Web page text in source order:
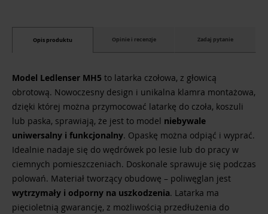
Opis produktu Opinie i recenzje Zadaj pytanie
Model Ledlenser MH5 to latarka czołowa, z głowicą
obrotową. Nowoczesny design i unikalna klamra montażowa,
dzięki której można przymocować latarkę do czoła, koszuli
lub paska, sprawiają, że jest to model niebywale
uniwersalny i funkcjonalny. Opaskę można odpiąć i wyprać.
Idealnie nadaje się do wędrówek po lesie lub do pracy w
ciemnych pomieszczeniach. Doskonale sprawuje się podczas
polowań. Materiał tworzący obudowę – poliwęglan jest
wytrzymały i odporny na uszkodzenia. Latarka ma
pięcioletnią gwarancję, z możliwością przedłużenia do